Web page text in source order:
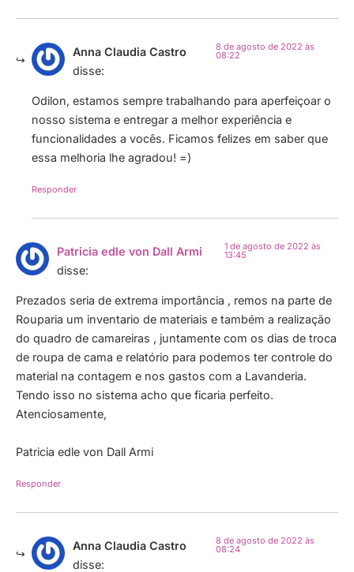
Anna Claudia Castro
disse:
8 de agosto de 2022 às
08:22
Odilon, estamos sempre trabalhando para aperfeiçoar o
nosso sistema e entregar a melhor experiência e
funcionalidades a vocês. Ficamos felizes em saber que
essa melhoria lhe agradou! =)
Responder
Patricia edle von Dall Armi
disse:
1 de agosto de 2022 às
13:45
Prezados seria de extrema importância , remos na parte de
Rouparia um inventario de materiais e também a realização
do quadro de camareiras , juntamente com os dias de troca
de roupa de cama e relatório para podemos ter controle do
material na contagem e nos gastos com a Lavanderia.
Tendo isso no sistema acho que ficaria perfeito.
Atenciosamente,
Patricia edle von Dall Armi
Responder
Anna Claudia Castro
disse:
8 de agosto de 2022 às
08:24